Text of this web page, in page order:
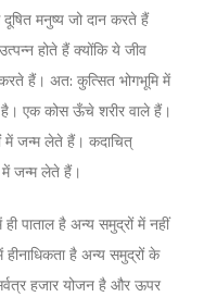
मनुष्य जो दान करते हैं
होते हैं क्योंकि ये जीव
करते हैं। अत: कुत्सित भोगभूमि में
एक कोस ऊँचे शरीर वाले हैं।
में जन्म लेते हैं। कदाचित्
में जन्म लेते हैं।
पाताल है अन्य समुद्रों में नहीं
है अन्य समुद्रों के
हजार योजन है और ऊपर